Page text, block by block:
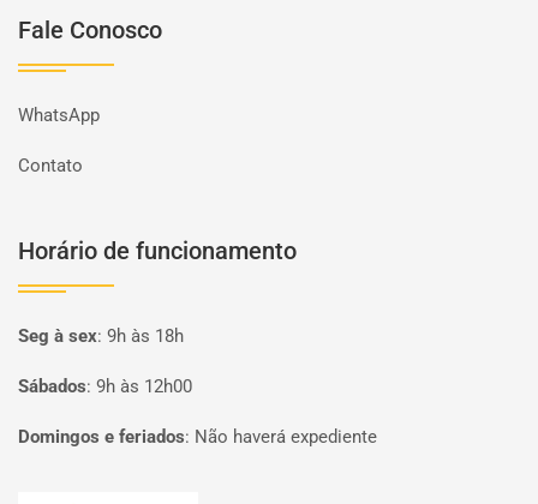
Fale Conosco
WhatsApp
Contato
Horário de funcionamento
Seg à sex: 9h às 18h
Sábados: 9h às 12h00
Domingos e feriados: Não haverá expediente